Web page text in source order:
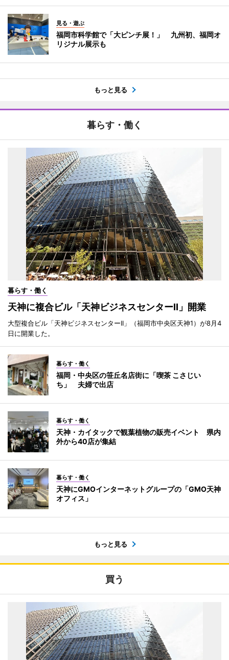
見る・遊ぶ
福岡市科学館で「大ピンチ展！」 九州初、福岡オ
リジナル展示も
もっと見る
暮らす・働く
暮らす・働く
天神に複合ビル「天神ビジネスセンターII」開業
大型複合ビル「天神ビジネスセンターII」（福岡市中央区天神1）が8月4
日に開業した。
暮らす・働く
福岡・中央区の笹丘名店街に「喫茶 こさじい
ち」 夫婦で出店
暮らす・働く
天神・カイタックで観葉植物の販売イベント 県内
外から40店が集結
暮らす・働く
天神にGMOインターネットグループの「GMO天神
オフィス」
もっと見る
買う